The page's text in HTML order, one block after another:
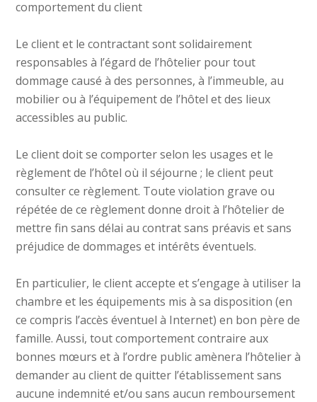
comportement du client
Le client et le contractant sont solidairement
responsables à l’égard de l’hôtelier pour tout
dommage causé à des personnes, à l’immeuble, au
mobilier ou à l’équipement de l’hôtel et des lieux
accessibles au public.
Le client doit se comporter selon les usages et le
règlement de l’hôtel où il séjourne ; le client peut
consulter ce règlement. Toute violation grave ou
répétée de ce règlement donne droit à l’hôtelier de
mettre fin sans délai au contrat sans préavis et sans
préjudice de dommages et intérêts éventuels.
En particulier, le client accepte et s’engage à utiliser la
chambre et les équipements mis à sa disposition (en
ce compris l’accès éventuel à Internet) en bon père de
famille. Aussi, tout comportement contraire aux
bonnes mœurs et à l’ordre public amènera l’hôtelier à
demander au client de quitter l’établissement sans
aucune indemnité et/ou sans aucun remboursement